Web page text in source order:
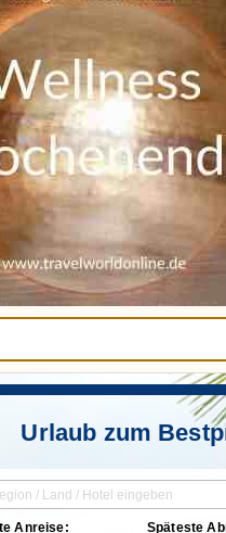
Urlaub zum
Anreise: Späteste